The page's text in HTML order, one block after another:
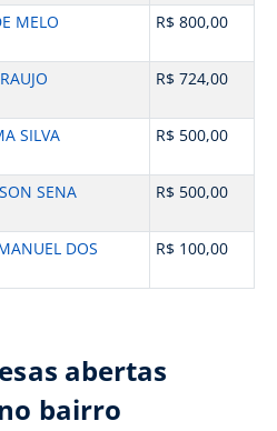
MELO
R$ 800,00
R$ 724,00
SILVA
R$ 500,00
SENA
R$ 500,00
DOS
R$ 100,00
abertas
bairro